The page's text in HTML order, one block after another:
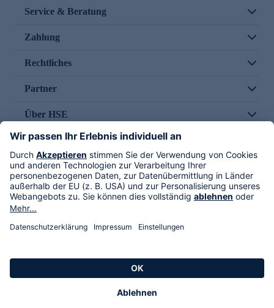
Service & Beratung
Zahlung
Rechtliches
Partner
Über HSE
Im TV
HSE International